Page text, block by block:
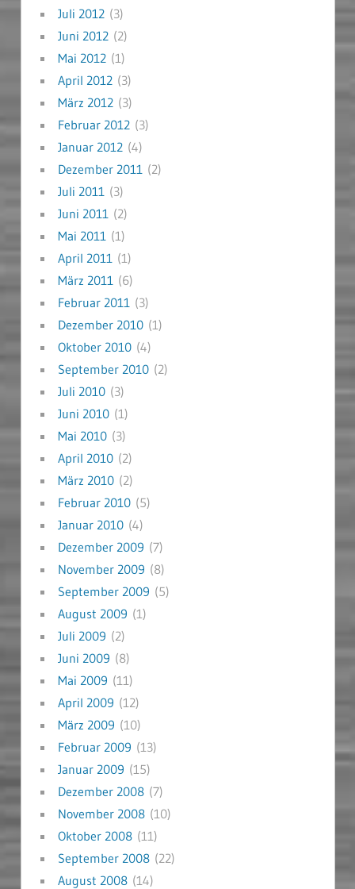
Juli 2012(3)
Juni 2012(2)
Mai 2012(1)
April 2012(3)
März 2012(3)
Februar 2012(3)
Januar 2012(4)
Dezember 2011 (2)
Juli 2011 (3)
Juni 2011 (2)
Mai 2011 (1)
April 2011 (1)
März 2011 (6)
Februar 2011 (3)
Dezember 2010(1)
Oktober 2010(4)
September 2010(2)
Juli 2010(3)
Juni 2010(1)
Mai 2010(3)
April 2010(2)
März 2010(2)
Februar 2010(5)
Januar 2010(4)
Dezember 2009 (7)
November 2009 (8)
September 2009 (5)
August 2009 (1)
Juli 2009 (2)
Juni 2009 (8)
Mai 2009 (11)
April 2009 (12)
März 2009 (10)
Februar 2009 (13)
Januar 2009 (15)
Dezember 2008(7)
November 2008(10)
Oktober 2008(11)
September 2008(22)
August 2008(14)